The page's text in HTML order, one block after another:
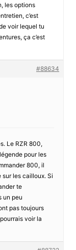
les options
c’est
voir lequel tu
ça c’est
#88634
Le RZR 800,
pour les
800, il
les cailloux. Si
te
un peu
pas toujours
voir la